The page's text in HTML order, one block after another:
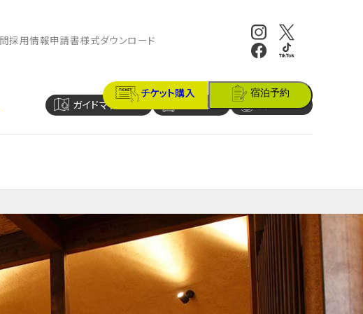
ガイドマップ アクセス
チケット購入 宿泊予約
採用情報申請書様式ダウンロード